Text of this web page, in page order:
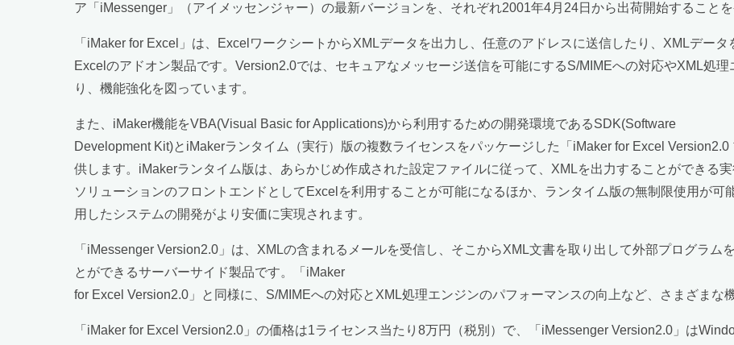
ア「iMessenger」（アイメッセンジャー）の最新バージョンを、それぞれ2001年4月24日から出荷開始することを
「iMaker for Excel」は、ExcelワークシートからXMLデータを出力し、任意のアドレスに送信したり、XMLデー
Excelのアドオン製品です。Version2.0では、セキュアなメッセージ送信を可能にするS/MIMEへの対応やXML処
り、機能強化を図っています。
また、iMaker機能をVBA(Visual Basic for Applications)から利用するための開発環境であるSDK(Software
Development Kit)とiMakerランタイム（実行）版の複数ライセンスをパッケージした「iMaker for Excel
供します。iMakerランタイム版は、あらかじめ作成された設定ファイルに従って、XMLを出力することができる
ソリューションのフロントエンドとしてExcelを利用することが可能になるほか、ランタイム版の無制限使用が可
用したシステムの開発がより安価に実現されます。
「iMessenger Version2.0」は、XMLの含まれるメールを受信し、そこからXML文書を取り出して外部プログラム
とができるサーバーサイド製品です。「iMaker
for Excel Version2.0」と同様に、S/MIMEへの対応とXML処理エンジンのパフォーマンスの向上など、さまざまな
「iMaker for Excel Version2.0」の価格は1ライセンス当たり8万円（税別）で、「iMessenger Version2.0」は